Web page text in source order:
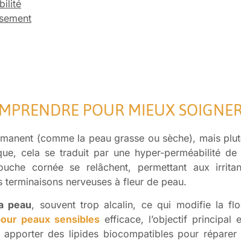
POUR MIEUX
(comme la peau grasse ou sèche), mais
cela se traduit par une hyper-perméabilité de
cornée se relâchent, permettant aux
nerveuses à fleur de peau.
peau, souvent trop alcalin, ce qui modifie la
peaux sensibles efficace, l’objectif principal
des lipides biocompatibles pour réparer